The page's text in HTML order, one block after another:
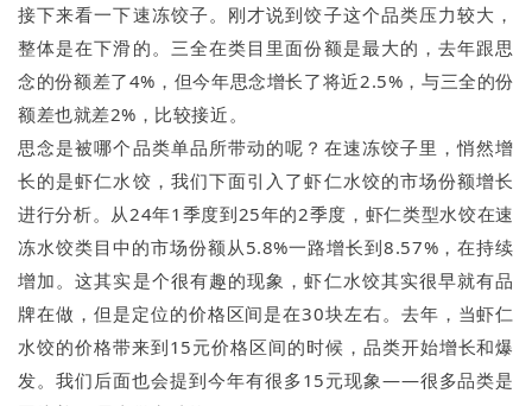
接下来看一下速冻饺子。刚才说到饺子这个品类压力较大，
整体是在下滑的。三全在类目里面份额是最大的，去年跟思
念的份额差了4%，但今年思念增长了将近2.5%，与三全的份
额差也就差2%，比较接近。
思念是被哪个品类单品所带动的呢？在速冻饺子里，悄然增
长的是虾仁水饺，我们下面引入了虾仁水饺的市场份额增长
进行分析。从24年1季度到25年的2季度，虾仁类型水饺在速
冻水饺类目中的市场份额从5.8%一路增长到8.57%，在持续
增加。这其实是个很有趣的现象，虾仁水饺其实很早就有品
牌在做，但是定位的价格区间是在30块左右。去年，当虾仁
水饺的价格带来到15元价格区间的时候，品类开始增长和爆
发。我们后面也会提到今年有很多15元现象——很多品类是